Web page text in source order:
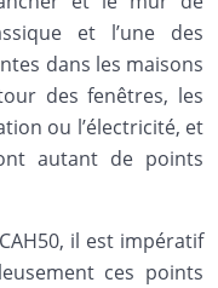
et l’une des
dans les maisons
des fenêtres, les
ou l’électricité, et
autant de points
il est impératif
ces points